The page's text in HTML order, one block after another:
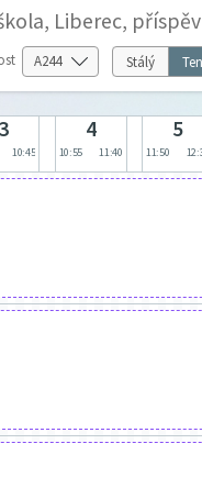
Liberec,
Stálý
3
10:45
4
10:55 11:40
5
11:50